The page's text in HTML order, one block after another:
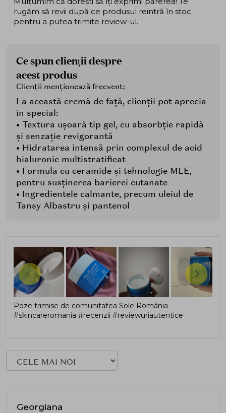
rugăm să revii după ce produsul reintră în stoc
pentru a putea trimite review-ul.
Ce spun clienții despre
acest produs
Clienții menționează frecvent:
La această cremă de față, clienții pot aprecia
în special:
• Textura ușoară tip gel, cu absorbție rapidă
și senzație revigorantă
• Hidratarea intensă prin complexul de acid
hialuronic multistratificat
• Formula cu ceramide și tehnologie MLE,
pentru susținerea barierei cutanate
• Ingredientele calmante, precum uleiul de
Tansy Albastru și pantenol
Poze trimise de comunitatea Sole România
#skincareromania #recenzii #reviewuriautentice
Georgiana